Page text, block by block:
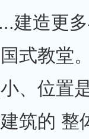
建造更
式教堂
、位置
筑的 整